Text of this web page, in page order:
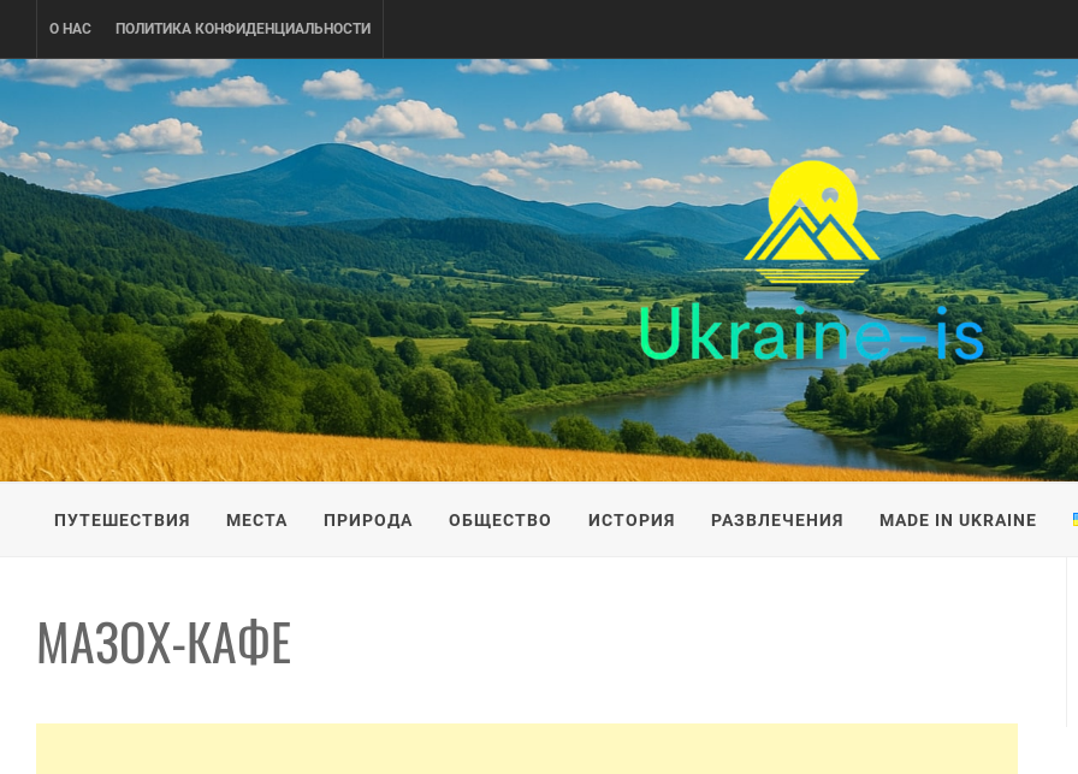
content
О НАС ПОЛИТИКА КОНФИДЕНЦИАЛЬНОСТИ
UKRAINE-IS
ПУТЕШЕСТВИЕ ПО УКРАИНЕ
ПУТЕШЕСТВИЯ МЕСТА ПРИРОДА ОБЩЕСТВО ИСТОРИЯ РАЗВЛЕЧЕНИЯ MADE IN UKRAINE
МАЗОХ-КАФЕ